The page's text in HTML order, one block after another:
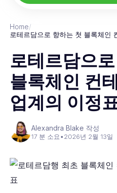
Home/
로테르담으로 향하는 첫 블록체인
로테르담으
블록체인 컨
업계의 이정
Alexandra Blake 작성
17 분 소요 •2026년 2월 13일